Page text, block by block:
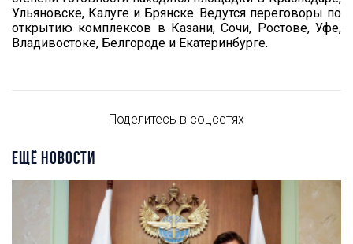
Ульяновске, Калуге и Брянске. Ведутся переговоры по
открытию комплексов в Казани, Сочи, Ростове, Уфе,
Владивостоке, Белгороде и Екатеринбурге.
Поделитесь в соцсетях
ЕЩЁ НОВОСТИ